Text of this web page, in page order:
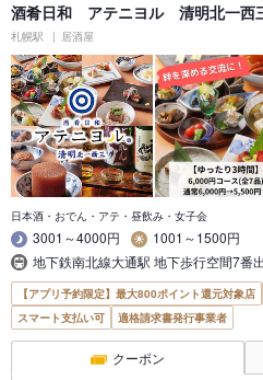
酒肴日和 アテニヨル 清明北一西
札幌駅 居酒屋
日本酒・おでん・アテ・昼飲み・女子会
3001～4000円
1001～1500円
地下鉄南北線大通駅 地下歩行空間7番
【アプリ予約限定】最大800ポイント還元対象店
スマート支払い可
適格請求書発行事業者
クーポン